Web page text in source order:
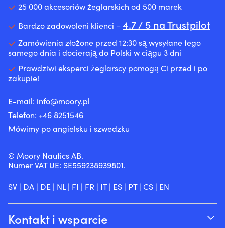
25 000 akcesoriów żeglarskich od 500 marek
Bardzo zadowoleni klienci –4.7 / 5 na Trustpilot
Zamówienia złożone przed 12:30 są wysyłane tego
samego dnia i docierają do Polski w ciągu 3 dni
Prawdziwi eksperci żeglarscy pomogą Ci przed i po
zakupie!
E-mail: info@moory.pl
Telefon: +46 8251546
Mówimy po angielsku i szwedzku
© Moory Nautics AB.
Numer VAT UE: SE559238939801.
SV | DA | DE | NL| FI | FR | IT| ES | PT| CS | EN
Kontakt i wsparcie